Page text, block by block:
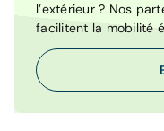
l’extérieur ? Nos
facilitent la mobilité